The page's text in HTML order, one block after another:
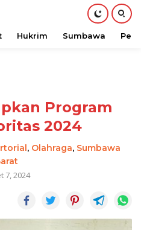
Hukrim Sumbawa
Program
2024
, Olahraga, Sumbawa
7, 2024